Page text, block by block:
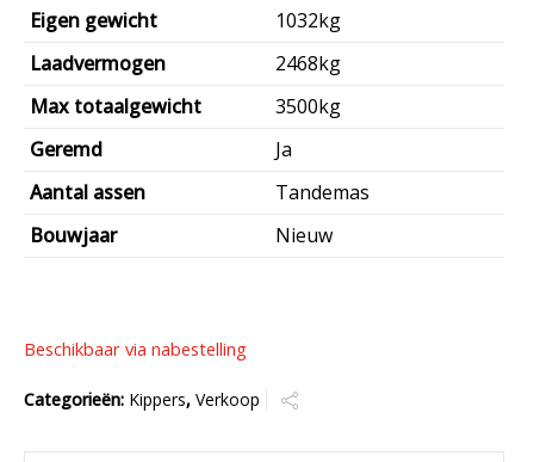
Eigen gewicht
1032kg
Laadvermogen
2468kg
Max totaalgewicht
3500kg
Geremd
Ja
Aantal assen
Tandemas
Bouwjaar
Nieuw
Beschikbaar via nabestelling
Categorieën: Kippers, Verkoop